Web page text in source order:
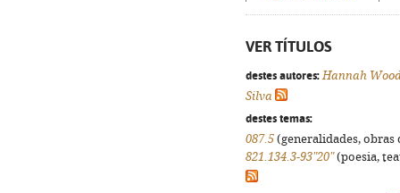
VER TÍTULOS
destes autores: Hannah
Silva
destes temas:
087.5 (generalidades,
821.134.3-93"20"(poesia,